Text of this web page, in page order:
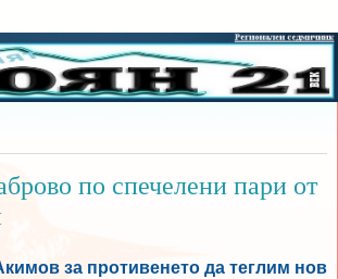
по спечелени пари от
за противенето да теглим нов